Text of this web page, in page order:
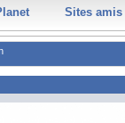
Sites amis